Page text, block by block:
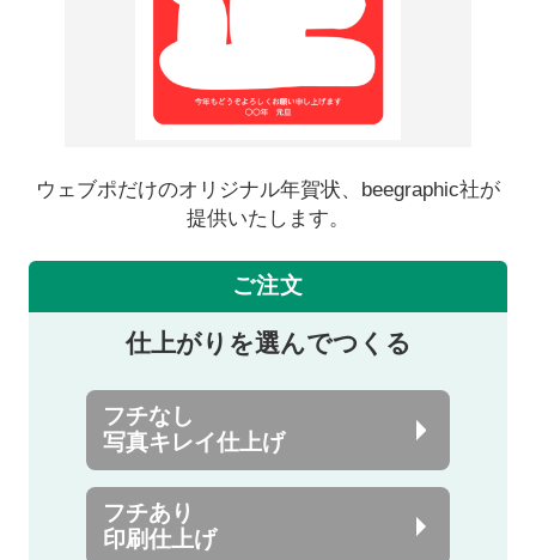
ウェブポだけのオリジナル年賀状、beegraphic社が
提供いたします。
ご注文
仕上がりを選んでつくる
フチなし
写真キレイ仕上げ
フチあり
印刷仕上げ